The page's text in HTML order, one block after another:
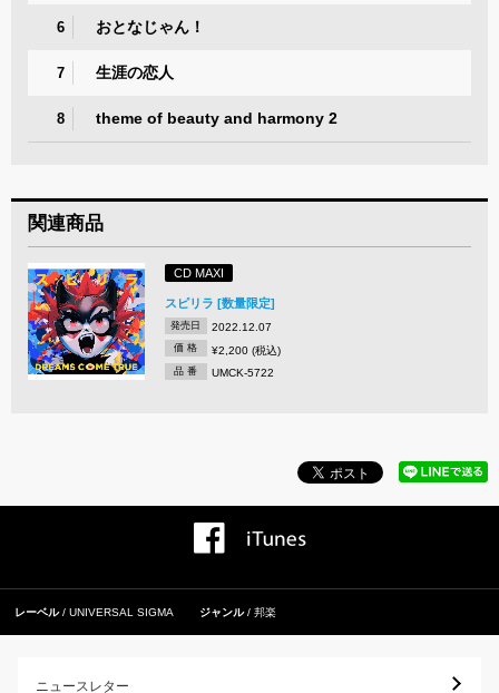
6 おとなじゃん！
7 生涯の恋人
8 theme of beauty and harmony 2
関連商品
CD MAXI
スピリラ [数量限定]
発売日 2022.12.07
価 格 ¥2,200 (税込)
品 番 UMCK-5722
レーベル UNIVERSAL SIGMA ジャンル 邦楽
ニュースレター